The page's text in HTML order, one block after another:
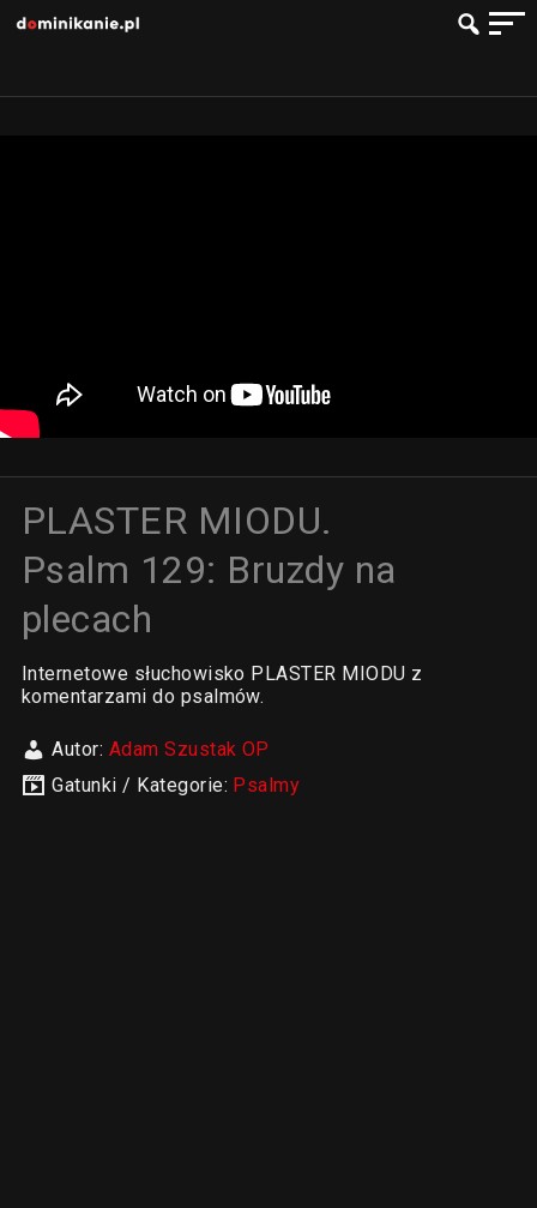
PLASTER MIODU.
Psalm 129: Bruzdy na
plecach
Internetowe słuchowisko PLASTER MIODU z
komentarzami do psalmów.
Autor: Adam Szustak OP
Gatunki / Kategorie: Psalmy